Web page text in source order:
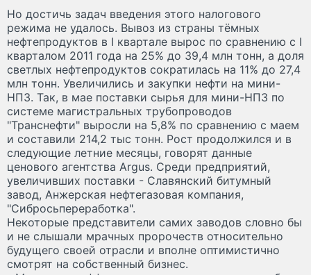
Но достичь задач введения этого налогового
режима не удалось. Вывоз из страны тёмных
нефтепродуктов в I квартале вырос по сравнению с I
кварталом 2011 года на 25% до 39,4 млн тонн, а доля
светлых нефтепродуктов сократилась на 11% до 27,4
млн тонн. Увеличились и закупки нефти на мини-
НПЗ. Так, в мае поставки сырья для мини-НПЗ по
системе магистральных трубопроводов
"Транснефти" выросли на 5,8% по сравнению с маем
и составили 214,2 тыс тонн. Рост продолжился и в
следующие летние месяцы, говорят данные
ценового агентства Argus. Среди предприятий,
увеличивших поставки - Славянский битумный
завод, Анжерская нефтегазовая компания,
"Сибросьпереработка".
Некоторые представители самих заводов словно бы
и не слышали мрачных пророчеств относительно
будущего своей отрасли и вполне оптимистично
смотрят на собственный бизнес.